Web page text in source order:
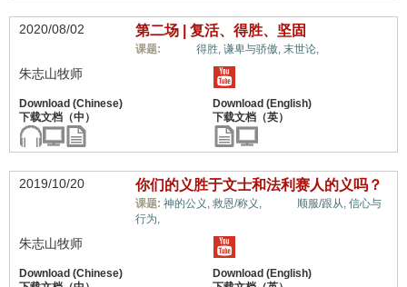
2020/08/02 第二场 | 复活、得胜、坚固
课题: 得胜, 谦卑与骄傲, 末世论,
朱志山牧师
2019/10/20 你们的义胜于文士和法利赛人的义吗？
课题: 神的公义, 救恩/称义, 顺服/跟从, 信心与
行为,
朱志山牧师